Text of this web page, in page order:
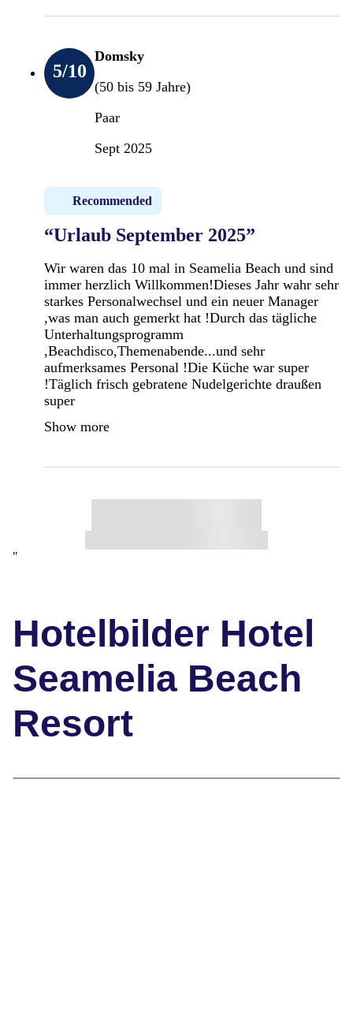
5/10
Domsky
(50 bis 59 Jahre)
Paar
Sept 2025
Recommended
“Urlaub September 2025”
Wir waren das 10 mal in Seamelia Beach und sind
immer herzlich Willkommen!Dieses Jahr wahr sehr
starkes Personalwechsel und ein neuer Manager
,was man auch gemerkt hat !Durch das tägliche
Unterhaltungsprogramm
,Beachdisco,Themenabende...und sehr
aufmerksames Personal !Die Küche war super
!Täglich frisch gebratene Nudelgerichte draußen
super
Show more
"
Hotelbilder Hotel
Seamelia Beach
Resort